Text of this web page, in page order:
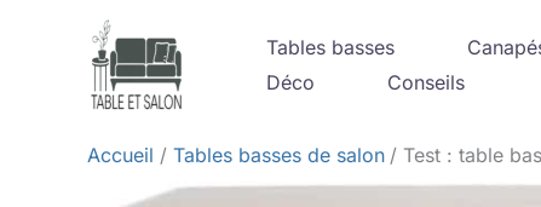
Tables basses
Déco
Conseils
Accueil Tables basses de salon Test : table